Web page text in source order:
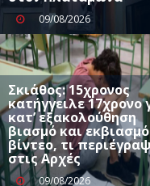
09/08/2026
Σκιάθος: 15χρονος
κατήγγειλε 17χρονο
κατ’ εξακολούθηση
βιασμό και
βίντεο, τι
στις Αρχές
09/08/2026